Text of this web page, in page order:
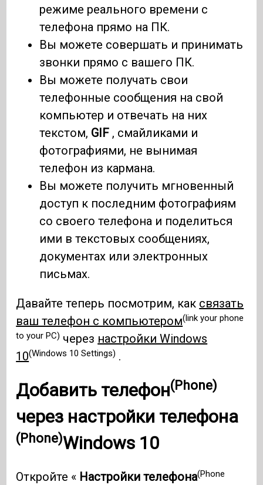
режиме реального времени с
телефона прямо на ПК.
Вы можете совершать и принимать
звонки прямо с вашего ПК.
Вы можете получать свои
телефонные сообщения на свой
компьютер и отвечать на них
текстом, GIF , смайликами и
фотографиями, не вынимая
телефон из кармана.
Вы можете получить мгновенный
доступ к последним фотографиям
со своего телефона и поделиться
ими в текстовых сообщениях,
документах или электронных
письмах.
Давайте теперь посмотрим, как связать
ваш телефон с компьютером(link your phone
to your PC) через настройки Windows
10(Windows 10 Settings) .
Добавить телефон(Phone)
через настройки телефона
(Phone)Windows 10
Откройте « Настройки телефона(Phone